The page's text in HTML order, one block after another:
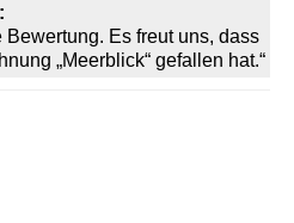
Bewertung. Es freut uns, dass
„Meerblick“ gefallen hat.“